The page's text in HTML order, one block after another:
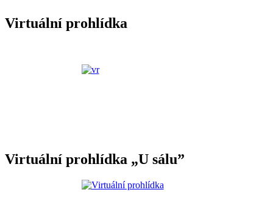
Virtuální prohlídka
Virtuální prohlídka „U sálu”